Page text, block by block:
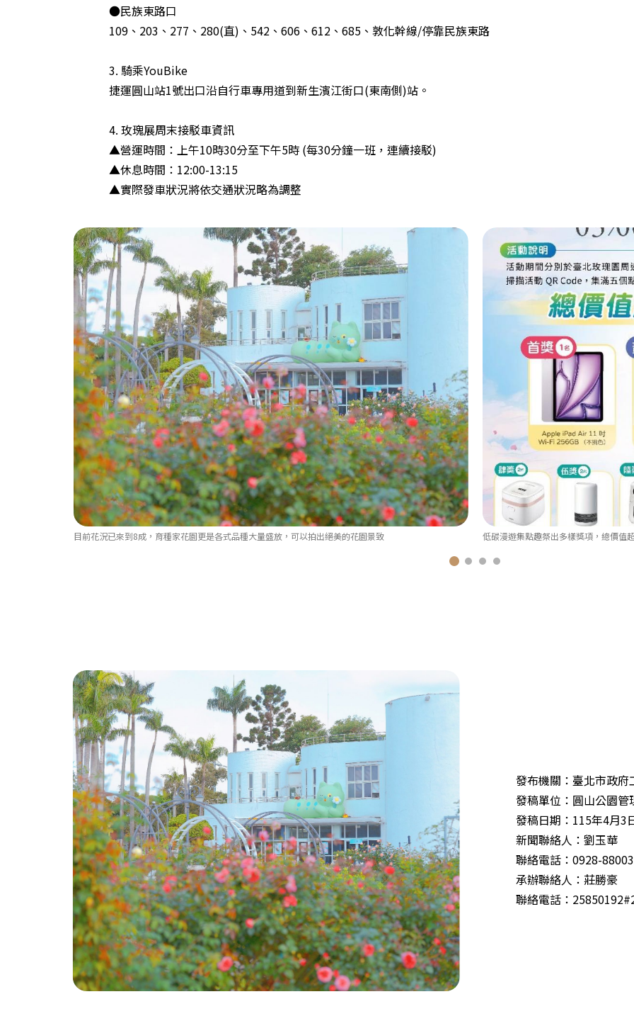
●民族東路口
109、203、277、280(直)、542、606、612、685、敦化幹線/停靠民族東路
3. 騎乘YouBike
捷運圓山站1號出口沿自行車專用道到新生濱江街口(東南側)站。
4. 玫瑰展周末接駁車資訊
▲營運時間：上午10時30分至下午5時 (每30分鐘一班，連續接駁)
▲休息時間：12:00-13:15
▲實際發車狀況將依交通狀況略為調整
目前花況已來到8成，育種家花園更是各式品種大量盛放，可以拍出絕美的花園景致 低碳漫遊集點趣祭出多樣獎項，總價值
發布機關：臺北市政
發稿單位：圓山公園管
發稿日期：115年4月3
新聞聯絡人：劉玉華
聯絡電話：0928-
承辦聯絡人：莊勝豪
聯絡電話：